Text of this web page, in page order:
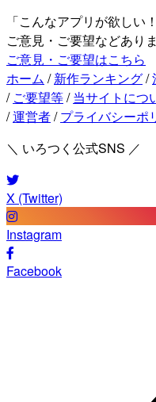
「こんなアプリが欲し
ご意見・ご要望などあり
ご意見・ご要望はこちら
ホーム / 新作ランキング/
/ ご要望等/ 当サイトにつ
/運営者/ プライバシーポ
＼ いろつく公式SNS ／
X (Twitter)
Instagram
Facebook